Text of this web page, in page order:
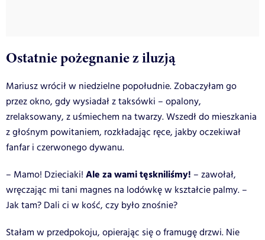
Ostatnie pożegnanie z iluzją
Mariusz wrócił w niedzielne popołudnie. Zobaczyłam go
przez okno, gdy wysiadał z taksówki – opalony,
zrelaksowany, z uśmiechem na twarzy. Wszedł do mieszkania
z głośnym powitaniem, rozkładając ręce, jakby oczekiwał
fanfar i czerwonego dywanu.
– Mamo! Dzieciaki! Ale za wami tęskniliśmy! – zawołał,
wręczając mi tani magnes na lodówkę w kształcie palmy. –
Jak tam? Dali ci w kość, czy było znośnie?
Stałam w przedpokoju, opierając się o framugę drzwi. Nie